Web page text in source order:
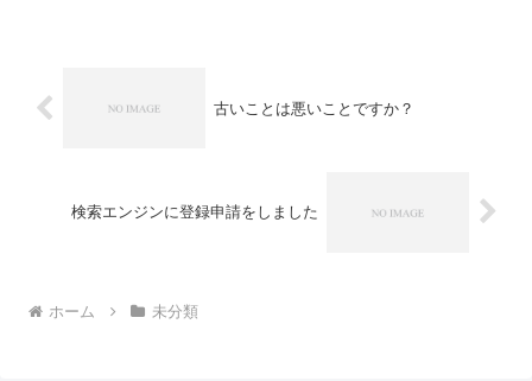
古いことは悪いことですか？
検索エンジンに登録申請をしました
ホーム 未分類